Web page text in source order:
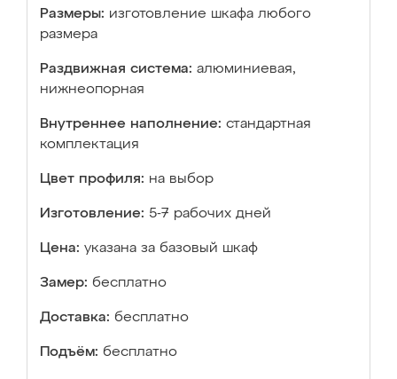
Размеры: изготовление шкафа любого
размера
Раздвижная система: алюминиевая,
нижнеопорная
Внутреннее наполнение: стандартная
комплектация
Цвет профиля: на выбор
Изготовление: 5-7 рабочих дней
Цена: указана за базовый шкаф
Замер: бесплатно
Доставка: бесплатно
Подъём: бесплатно